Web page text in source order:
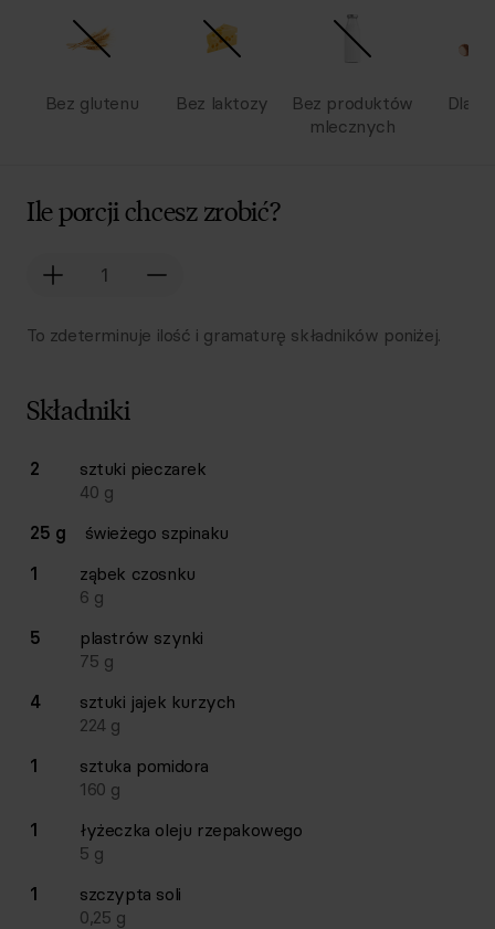
Bez glutenu Bez laktozy
Bez produktów
mlecznych
Dla
Ile porcji chcesz zrobić?
To zdeterminuje ilość i gramaturę składników poniżej.
Składniki
Lista składników przepisu z ilościami i wagami
Ilość Składnik
2 sztuki pieczarek
40 g
25 g
świeżego szpinaku
1
ząbek czosnku
6 g
5
plastrów szynki
75 g
4
sztuki jajek kurzych
224g
1
sztuka pomidora
160 g
1
łyżeczka oleju rzepakowego
5 g
1
szczypta soli
0,25 g